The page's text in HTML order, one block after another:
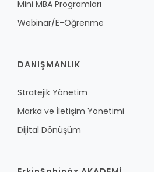
Mini MBA Programları
Webinar/E-Öğrenme
DANIŞMANLIK
Stratejik Yönetim
Marka ve İletişim Yönetimi
Dijital Dönüşüm